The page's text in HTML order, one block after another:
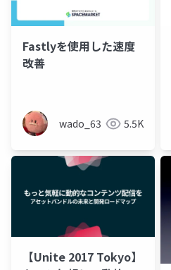
Fastlyを使用した速度
改善
wado_63 5.5K
【Unite 2017 Tokyo】